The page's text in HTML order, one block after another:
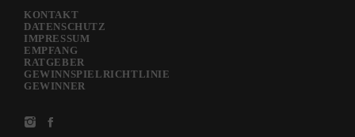
KONTAKT
DATENSCHUTZ
IMPRESSUM
EMPFANG
RATGEBER
GEWINNSPIELRICHTLINIE
GEWINNER